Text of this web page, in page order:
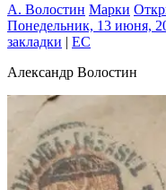
А. Волостин Марки
Понедельник, 13 июня,
закладки | EC
Александр Волостин